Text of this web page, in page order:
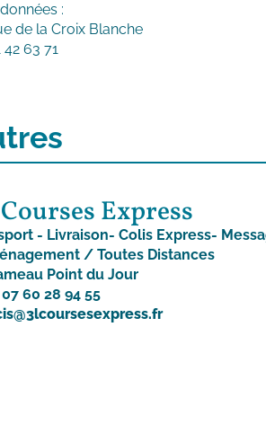
:
de la Croix Blanche
42 63 71
Express
- Livraison- Colis Express-
/ Toutes Distances
Point du Jour
60 28 94 55